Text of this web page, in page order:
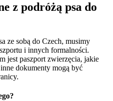
z podróżą psa do
ze sobą do Czech, musimy
i innych formalności.
jest paszport zwierzęcia, jakie
dokumenty mogą być